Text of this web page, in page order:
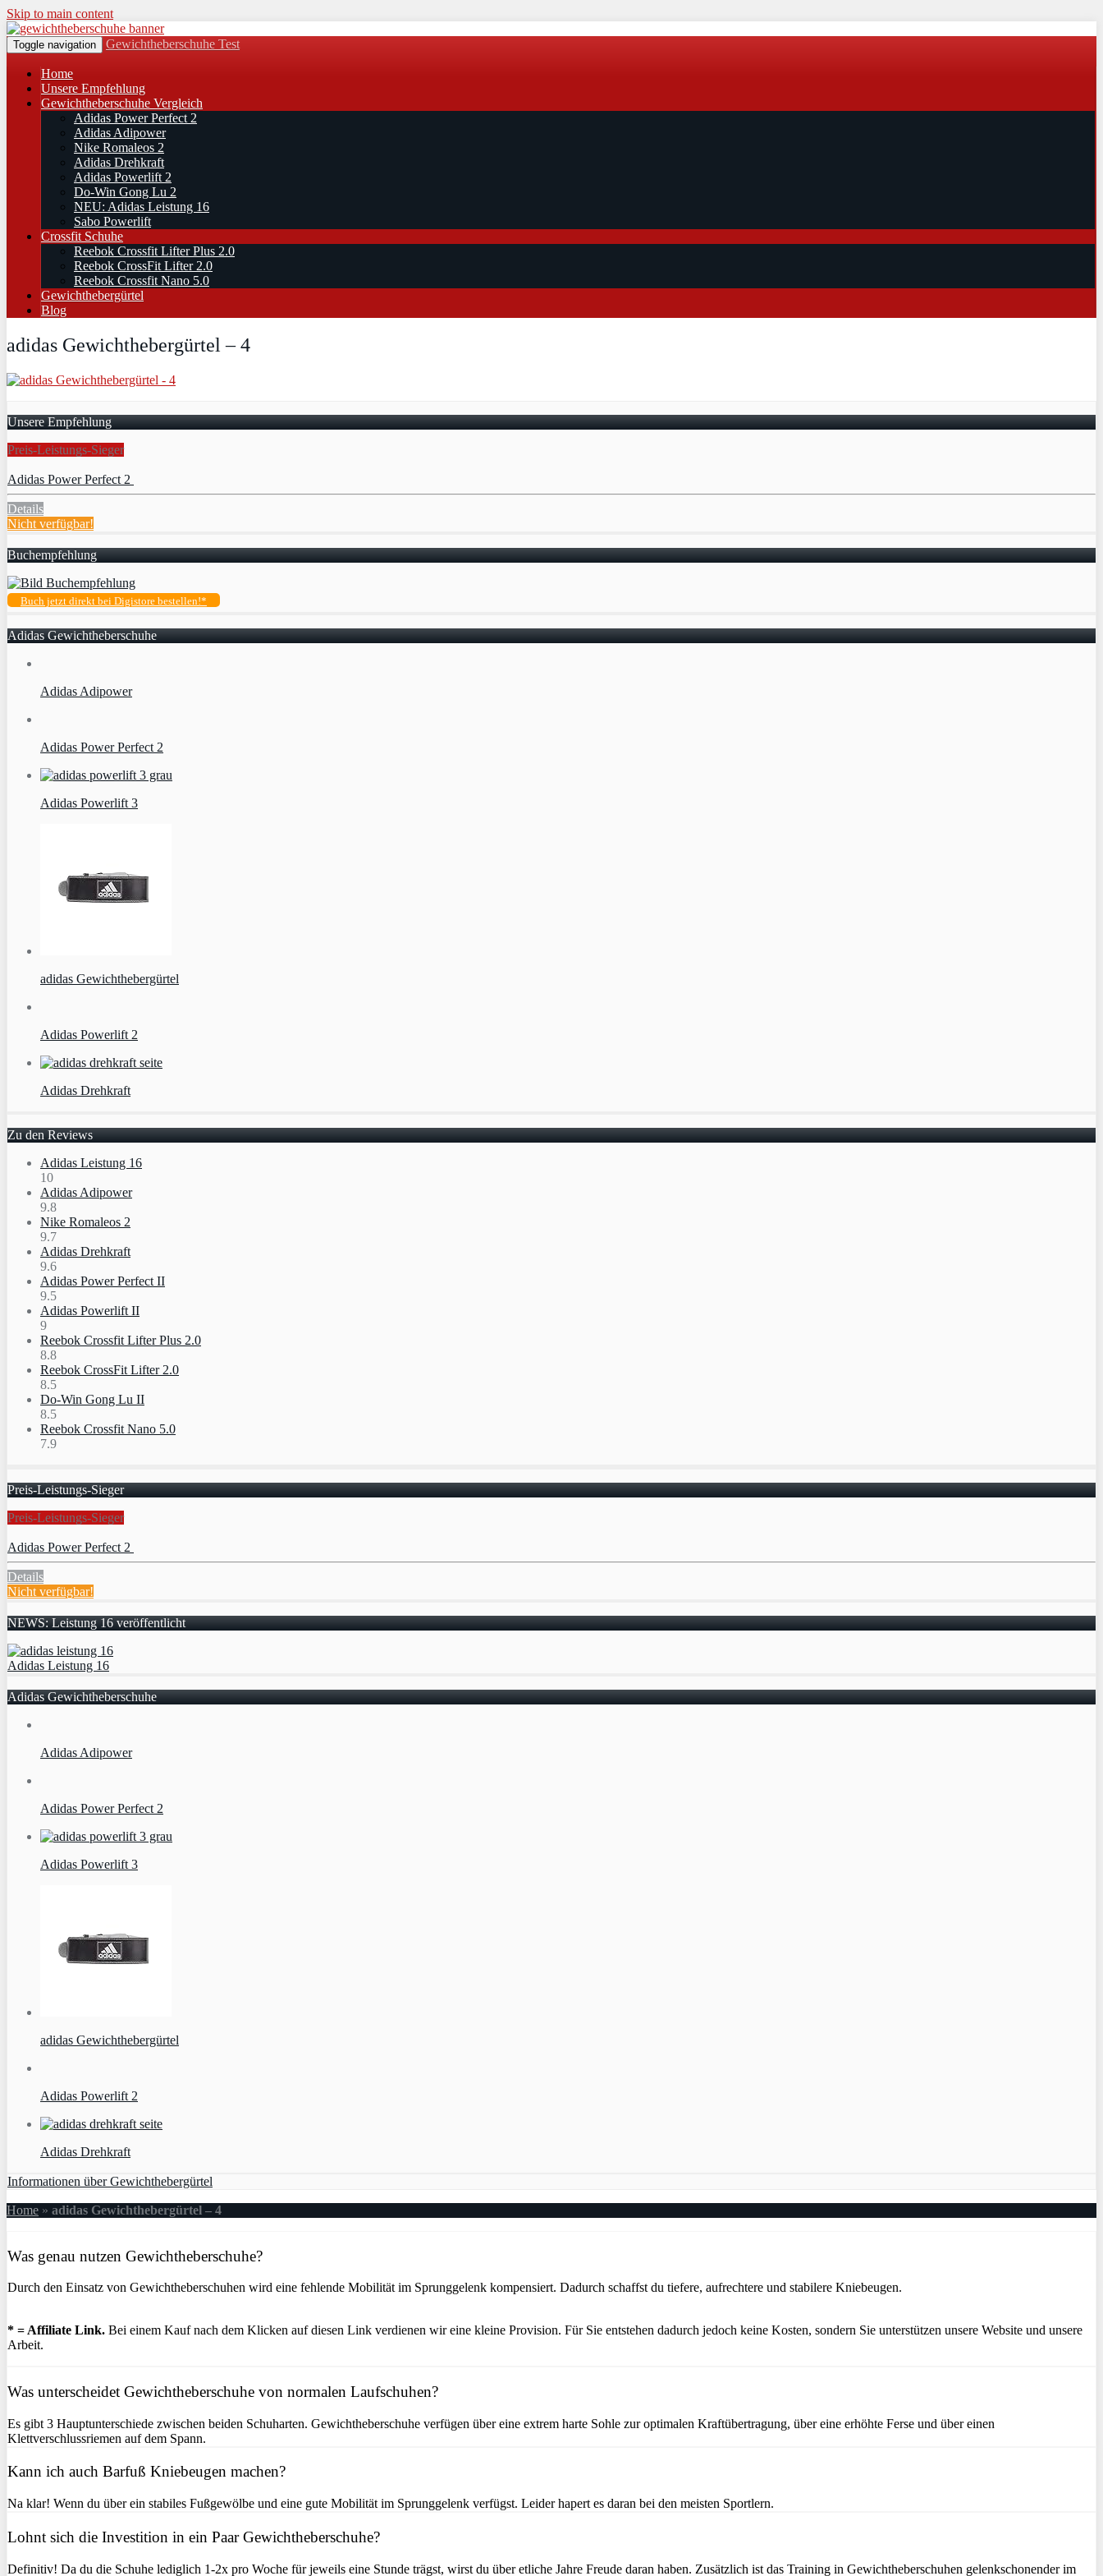
Skip to main content
Toggle navigation Gewichtheberschuhe Test
Home
Unsere Empfehlung
Gewichtheberschuhe Vergleich
Adidas Power Perfect 2
Adidas Adipower
Nike Romaleos 2
Adidas Drehkraft
Adidas Powerlift 2
Do-Win Gong Lu 2
NEU: Adidas Leistung 16
Sabo Powerlift
Crossfit Schuhe
Reebok Crossfit Lifter Plus 2.0
Reebok CrossFit Lifter 2.0
Reebok Crossfit Nano 5.0
Gewichthebergürtel
Blog
adidas Gewichthebergürtel – 4
Unsere Empfehlung
Preis-Leistungs-Sieger
Adidas Power Perfect 2
Details
Nicht verfügbar!
Buchempfehlung
Buch jetzt direkt bei Digistore bestellen!*
Adidas Gewichtheberschuhe
Adidas Adipower
Adidas Power Perfect 2
Adidas Powerlift 3
adidas Gewichthebergürtel
Adidas Powerlift 2
Adidas Drehkraft
Zu den Reviews
Adidas Leistung 16
10
Adidas Adipower
9.8
Nike Romaleos 2
9.7
Adidas Drehkraft
9.6
Adidas Power Perfect II
9.5
Adidas Powerlift II
9
Reebok Crossfit Lifter Plus 2.0
8.8
Reebok CrossFit Lifter 2.0
8.5
Do-Win Gong Lu II
8.5
Reebok Crossfit Nano 5.0
7.9
Preis-Leistungs-Sieger
Preis-Leistungs-Sieger
Adidas Power Perfect 2
Details
Nicht verfügbar!
NEWS: Leistung 16 veröffentlicht
Adidas Leistung 16
Adidas Gewichtheberschuhe
Adidas Adipower
Adidas Power Perfect 2
Adidas Powerlift 3
adidas Gewichthebergürtel
Adidas Powerlift 2
Adidas Drehkraft
Informationen über Gewichthebergürtel
Home » adidas Gewichthebergürtel – 4
Was genau nutzen Gewichtheberschuhe?
Durch den Einsatz von Gewichtheberschuhen wird eine fehlende Mobilität im Sprunggelenk kompensiert. Dadurch schaffst du tiefere, aufrechtere und stabilere Kniebeugen.
* = Affiliate Link. Bei einem Kauf nach dem Klicken auf diesen Link verdienen wir eine kleine Provision. Für Sie entstehen dadurch jedoch keine Kosten, sondern Sie unterstützen unsere Website und unsere
Arbeit.
Was unterscheidet Gewichtheberschuhe von normalen Laufschuhen?
Es gibt 3 Hauptunterschiede zwischen beiden Schuharten. Gewichtheberschuhe verfügen über eine extrem harte Sohle zur optimalen Kraftübertragung, über eine erhöhte Ferse und über einen
Klettverschlussriemen auf dem Spann.
Kann ich auch Barfuß Kniebeugen machen?
Na klar! Wenn du über ein stabiles Fußgewölbe und eine gute Mobilität im Sprunggelenk verfügst. Leider hapert es daran bei den meisten Sportlern.
Lohnt sich die Investition in ein Paar Gewichtheberschuhe?
Definitiv! Da du die Schuhe lediglich 1-2x pro Woche für jeweils eine Stunde trägst, wirst du über etliche Jahre Freude daran haben. Zusätzlich ist das Training in Gewichtheberschuhen gelenkschonender im